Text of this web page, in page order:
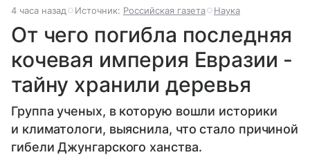
4 часа назад Источник: Российская газета Наука
От чего погибла последняя
кочевая империя Евразии -
тайну хранили деревья
Группа ученых, в которую вошли историки
и климатологи, выяснила, что стало причиной
гибели Джунгарского ханства.